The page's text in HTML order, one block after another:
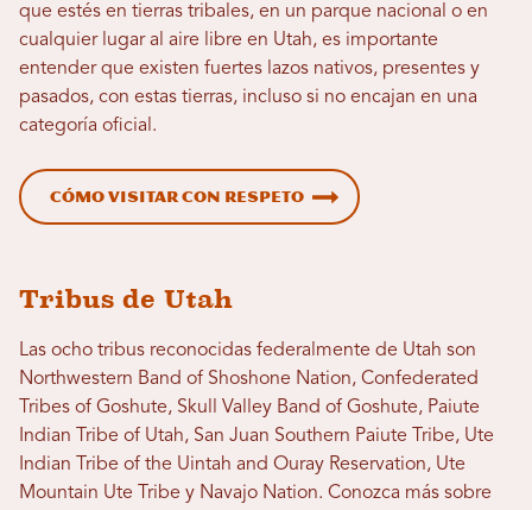
que estés en tierras tribales, en un parque nacional o en
cualquier lugar al aire libre en Utah, es importante
entender que existen fuertes lazos nativos, presentes y
pasados, con estas tierras, incluso si no encajan en una
categoría oficial.
Cómo visitar con respeto
Tribus de Utah
Las ocho tribus reconocidas federalmente de Utah son
Northwestern Band of Shoshone Nation, Confederated
Tribes of Goshute, Skull Valley Band of Goshute, Paiute
Indian Tribe of Utah, San Juan Southern Paiute Tribe, Ute
Indian Tribe of the Uintah and Ouray Reservation, Ute
Mountain Ute Tribe y Navajo Nation. Conozca más sobre